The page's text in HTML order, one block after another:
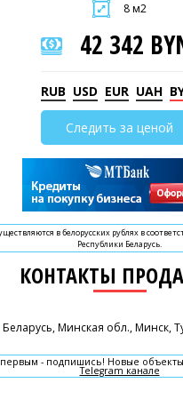
8 м2
42 342
RUB USD EUR UAH
Следить за ценой
в белорусских рублях в
Республики Беларусь.
КОНТАКТЫ
Беларусь, Минская обл., Минск,
- подпишись! Новые объекты
Telegram канале